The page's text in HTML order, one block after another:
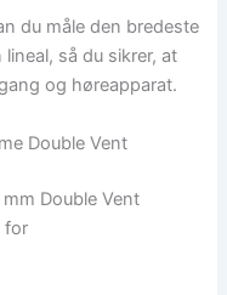
du måle den bredeste
så du sikrer, at
og høreapparat.
Double Vent
Double Vent
for